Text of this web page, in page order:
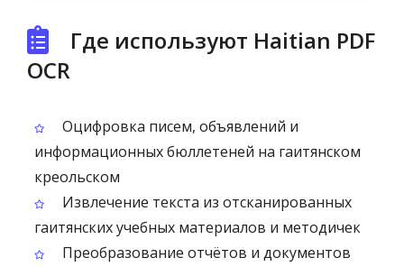
Где используют Haitian PDF
OCR
Оцифровка писем, объявлений и
информационных бюллетеней на гаитянском
креольском
Извлечение текста из отсканированных
гаитянских учебных материалов и методичек
Преобразование отчётов и документов